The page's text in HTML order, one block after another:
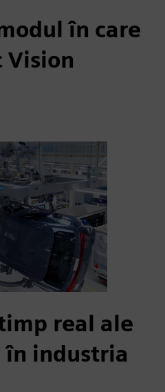
în care
Vision
real ale
în industria